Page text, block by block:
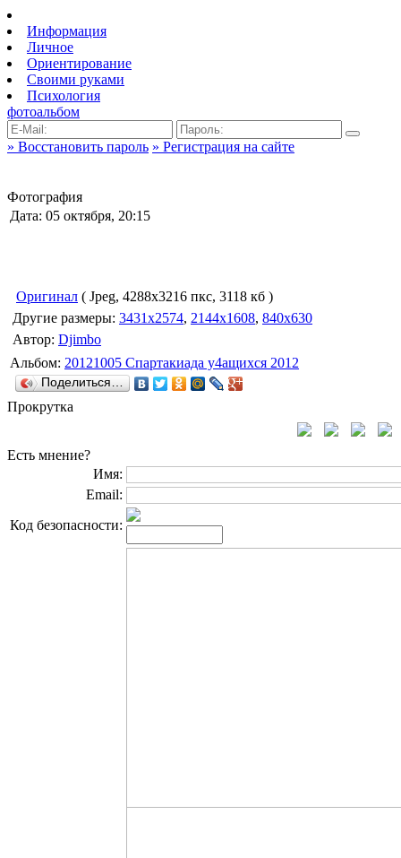
Информация
Личное
Ориентирование
Своими руками
Психология
фотоальбом
» Восстановить пароль » Регистрация на сайте
Фотография
Дата: 05 октября, 20:15
Оригинал ( Jpeg, 4288x3216 пкс, 3118 кб )
Другие размеры: 3431x2574, 2144x1608, 840x630
Автор: Djimbo
Альбом: 20121005 Спартакиада у4ащихся 2012
Поделиться…
Прокрутка
Есть мнение?
Имя:
Email:
Код безопасности: